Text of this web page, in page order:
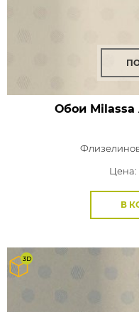
Обои Milassa
Цена:
В